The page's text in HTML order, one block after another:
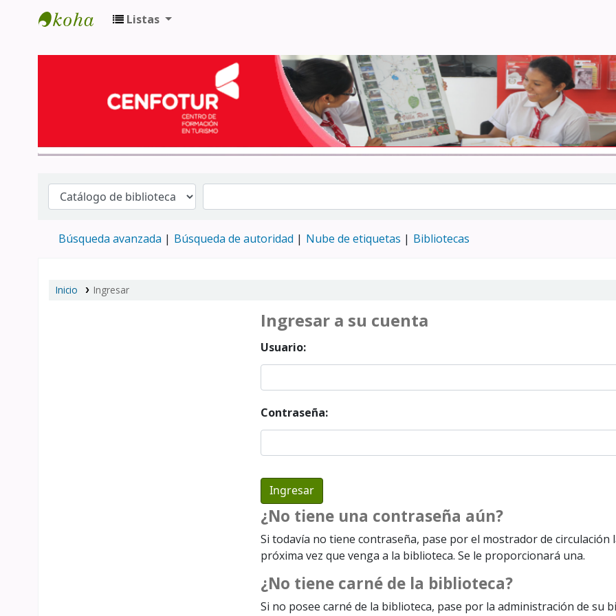
Listas
Búsqueda avanzada Búsqueda de autoridad Nube de etiquetas Bibliotecas
Inicio Ingresar
Ingresar a su cuenta
Usuario:
Contraseña:
¿No tiene una contraseña aún?
Si todavía no tiene contraseña, pase por el mostrador de circulación
próxima vez que venga a la biblioteca. Se le proporcionará una.
¿No tiene carné de la biblioteca?
Si no posee carné de la biblioteca, pase por la administración de su